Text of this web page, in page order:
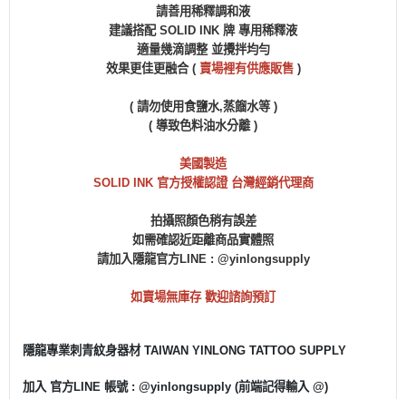
請善用稀釋調和液
建議搭配 SOLID INK 牌 專用稀釋液
適量幾滴調整 並攪拌均勻
效果更佳更融合 ( 賣場裡有供應販售)
( 請勿使用食鹽水,蒸餾水等 )
( 導致色料油水分離 )
美國製造
SOLID INK 官方授權認證 台灣經銷代理商
拍攝照顏色稍有誤差
如需確認近距離商品實體照
請加入隱龍官方LINE : @yinlongsupply
如賣場無庫存 歡迎諮詢預訂
隱龍專業刺青紋身器材 TAIWAN YINLONG TATTOO SUPPLY
加入 官方LINE 帳號 : @yinlongsupply (前端記得輸入 @)